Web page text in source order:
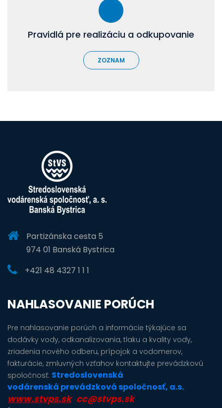
Pravidlá pre realizáciu a odkupovanie
ZOZNAM
Partizánska cesta 5
974 01 Banská Bystrica
+421 48 4327 1 1 1
NAHLASOVANIE PORÚCH
Pre nahlasovanie porúch a informácie týkajúce sa
dodávky vody, odkanalizovania, tlaku a kvality vody,
zriadenia nového odberu, prípojok a vodomerov,
fakturácie, zmluvných vzťahov kontaktujte prevádzkovú
spoločnosť: Stredoslovenská
vodárenská prevádzková spoločnosť, a.s.
www.stvps.sk cc@stvps.sk